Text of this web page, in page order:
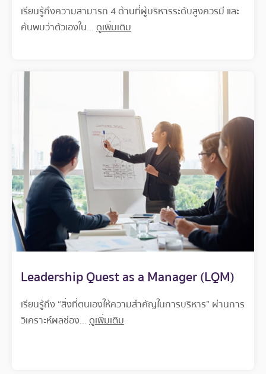
เรียนรู้ถึงความสามารถ 4 ด้านที่ผู้บริหารระดับสูงควรมี และ
ค้นพบว่าตัวเองใน…ดูเพิ่มเติม
Leadership Quest as a Manager (LQM)
เรียนรู้ถึง “สิ่งที่ตนเองให้ความสำคัญในการบริหาร” ผ่านการ
วิเคราะห์ผลช่อง…ดูเพิ่มเติม